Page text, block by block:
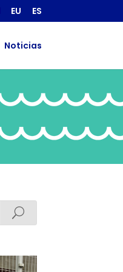
EU ES
Noticias